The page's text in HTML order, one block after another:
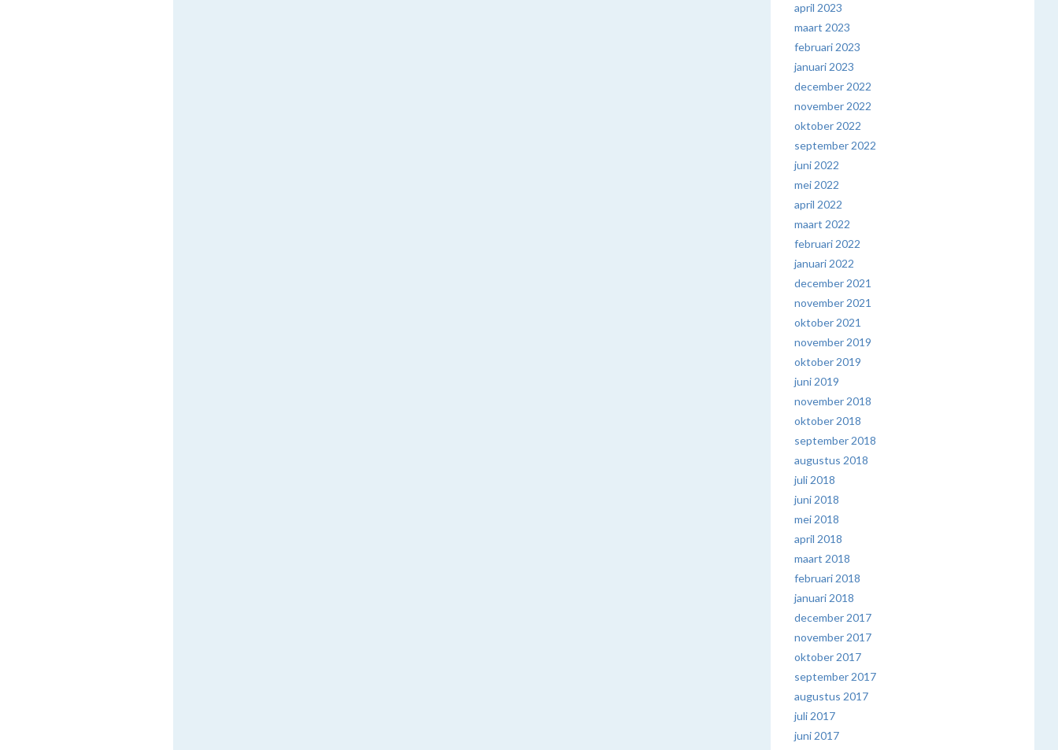
april 2023
maart 2023
februari 2023
januari 2023
december 2022
november 2022
oktober 2022
september 2022
juni 2022
mei 2022
april 2022
maart 2022
februari 2022
januari 2022
december 2021
november 2021
oktober 2021
november 2019
oktober 2019
juni 2019
november 2018
oktober 2018
september 2018
augustus 2018
juli 2018
juni 2018
mei 2018
april 2018
maart 2018
februari 2018
januari 2018
december 2017
november 2017
oktober 2017
september 2017
augustus 2017
juli 2017
juni 2017